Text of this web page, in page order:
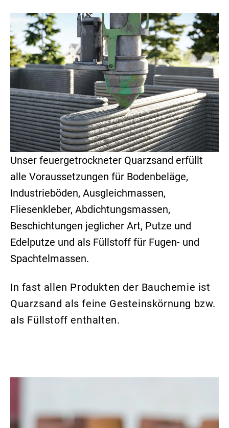
Unser feuergetrockneter Quarzsand erfüllt
alle Voraussetzungen für Bodenbeläge,
Industrieböden, Ausgleichmassen,
Fliesenkleber, Abdichtungsmassen,
Beschichtungen jeglicher Art, Putze und
Edelputze und als Füllstoff für Fugen- und
Spachtelmassen.
In fast allen Produkten der Bauchemie ist
Quarzsand als feine Gesteinskörnung bzw.
als Füllstoff enthalten.